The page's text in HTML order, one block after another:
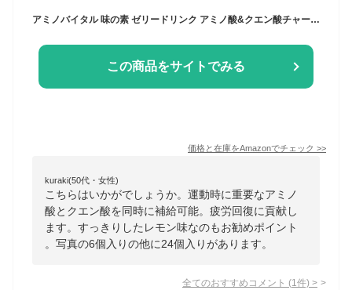
アミノバイタル 味の素 ゼリードリンク アミノ酸&クエン酸チャージ レモン味 180g×6個 クエン酸 3000mg アミノ酸 1500mg BCAA ビタミンC 栄養補給
この商品をサイトでみる
価格と在庫をAmazonでチェック >>
kuraki(50代・女性)
こちらはいかがでしょうか。運動時に重要なアミノ
酸とクエン酸を同時に補給可能。疲労回復に貢献し
ます。すっきりしたレモン味なのもお勧めポイント
。写真の6個入りの他に24個入りがあります。
全てのおすすめコメント (1 件) >